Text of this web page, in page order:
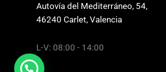
Autovía del Mediterráneo, 54,
46240 Carlet, Valencia
L-V: 08:00 - 14:00